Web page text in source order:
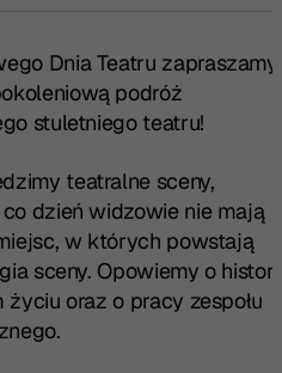
Dnia Teatru zapraszamy
podróż
stuletniego teatru!
teatralne sceny,
dzień widzowie nie mają
w których powstają
sceny. Opowiemy o historii
oraz o pracy zespołu